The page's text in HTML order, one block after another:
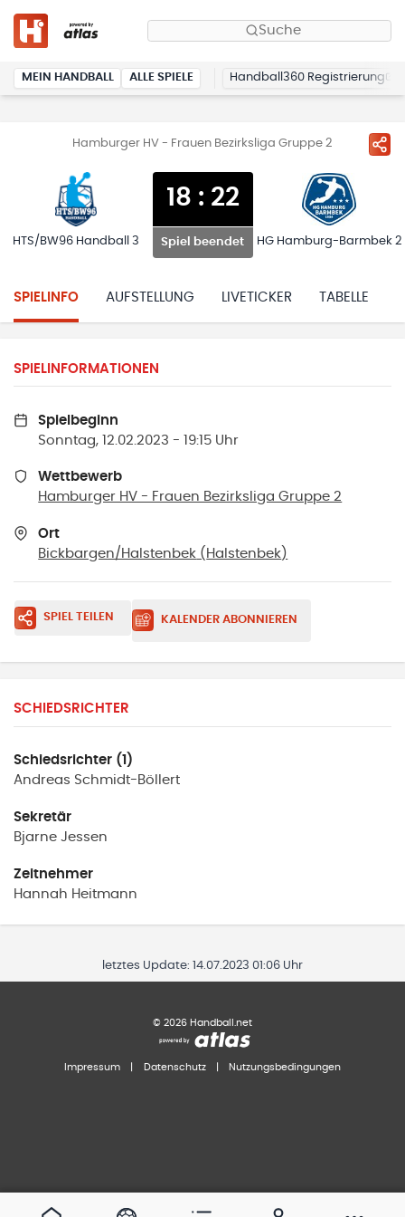
Suche
MEIN HANDBALL ALLE SPIELE Handball360 Registrierung
Hamburger HV - Frauen Bezirksliga Gruppe 2
HTS/BW96 Handball 3
18 : 22
Spiel beendet HG Hamburg-Barmbek 2
SPIELINFO AUFSTELLUNG LIVETICKER TABELLE
SPIELINFORMATIONEN
Spielbeginn
Sonntag, 12.02.2023 - 19:15 Uhr
Wettbewerb
Hamburger HV - Frauen Bezirksliga Gruppe 2
Ort
Bickbargen/Halstenbek ( Halstenbek)
SPIEL TEILEN KALENDER ABONNIEREN
SCHIEDSRICHTER
Schiedsrichter (1)
Andreas Schmidt-Böllert
Sekretär
Bjarne Jessen
Zeitnehmer
Hannah Heitmann
letztes Update: 14.07.2023 01:06 Uhr
© 2026 Handball.net
Impressum Datenschutz Nutzungsbedingungen